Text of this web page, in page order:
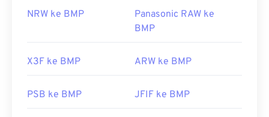
NRW ke BMP
Panasonic RAW ke
BMP
X3F ke BMP ARW ke BMP
PSB ke BMP JFIF ke BMP